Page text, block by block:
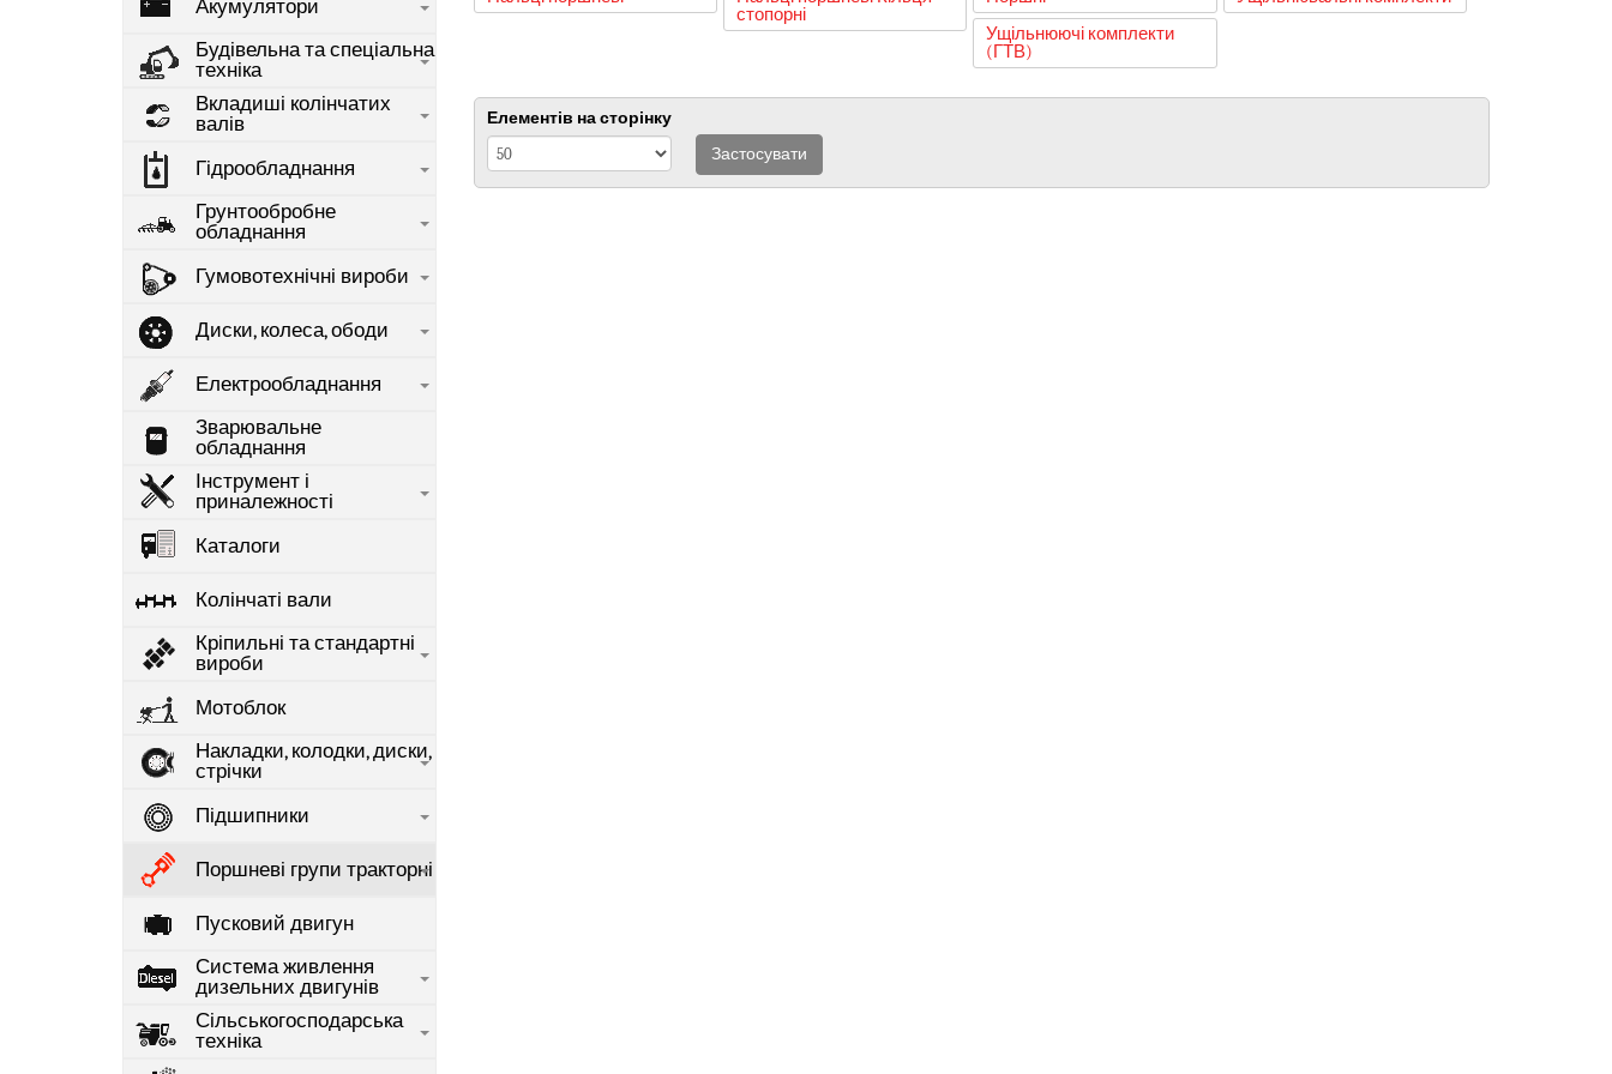
Акумулятори
Будівельна та спеціальна
техніка
Вкладиші колінчатих
валів
Гідрообладнання
Грунтообробне
обладнання
Гумовотехнічні вироби
Диски, колеса, ободи
Електрообладнання
Зварювальне
обладнання
Інструмент і
приналежності
Каталоги
Колінчаті вали
Кріпильні та стандартні
вироби
Мотоблок
Накладки, колодки, диски,
стрічки
Підшипники
Поршневі групи тракторні
Пусковий двигун
Система живлення
дизельних двигунів
Сільськогосподарська
техніка
стопорні
Ущільнюючі комплекти
(ГТВ)
Елементів на сторінку
Застосувати